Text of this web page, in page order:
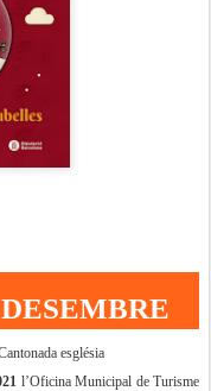
església
l’Oficina Municipal de Turisme